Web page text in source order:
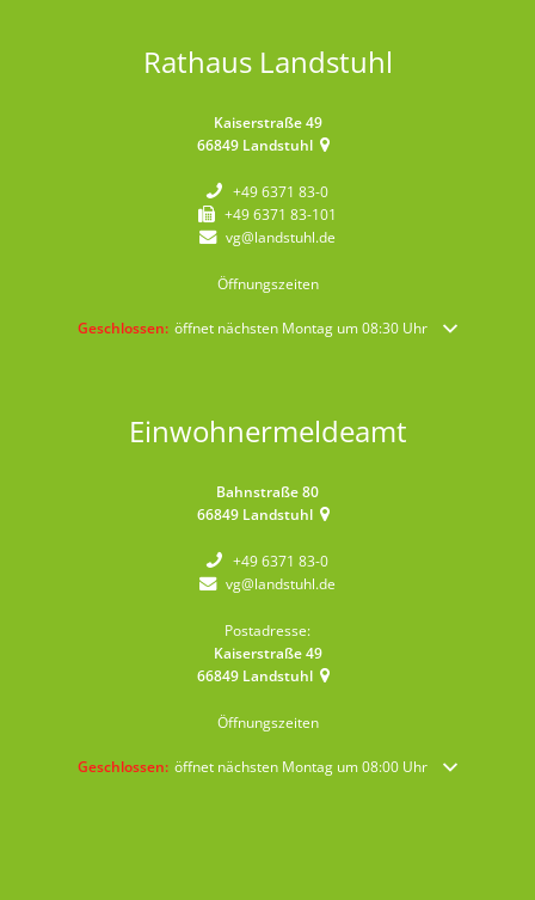
Rathaus Landstuhl
Kaiserstraße 49
66849 Landstuhl
+49 6371 83-0
+49 6371 83-101
vg@landstuhl.de
Öffnungszeiten
Klicken, um weitere Öffnungs- oder Schließzeiten auszublenden
Geschlossen: öffnet nächsten Montag um 08:30 Uhr
Einwohnermeldeamt
Bahnstraße 80
66849 Landstuhl
+49 6371 83-0
vg@landstuhl.de
Postadresse:
Kaiserstraße 49
66849 Landstuhl
Öffnungszeiten
Klicken, um weitere Öffnungs- oder Schließzeiten auszublenden
Geschlossen: öffnet nächsten Montag um 08:00 Uhr